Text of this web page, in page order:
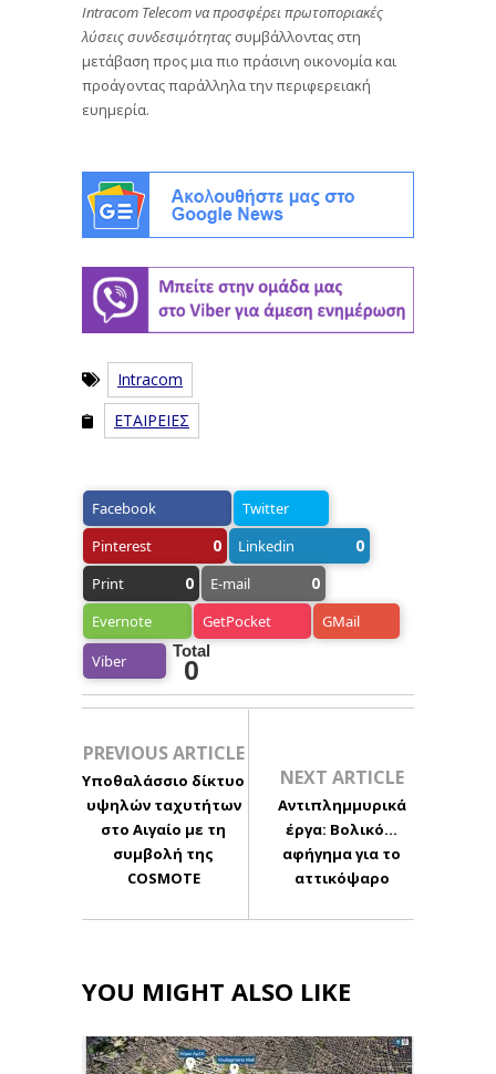
Intracom Telecom να προσφέρει πρωτοποριακές
λύσεις συνδεσιμότητας συμβάλλοντας στη
μετάβαση προς μια πιο πράσινη οικονομία και
προάγοντας παράλληλα την περιφερειακή
ευημερία.
Intracom
ΕΤΑΙΡΕΙΕΣ
Facebook
Twitter
Pinterest
0 Linkedin 0
Print 0 E-mail 0
Evernote GetPocket GMail
Viber
Total
0
PREVIOUS ARTICLE
Υποθαλάσσιο δίκτυο
υψηλών ταχυτήτων
στο Αιγαίο με τη
συμβολή της
COSMOTE
NEXT ARTICLE
Αντιπλημμυρικά
έργα: Βολικό…
αφήγημα για το
αττικόψαρο
YOU MIGHT ALSO LIKE